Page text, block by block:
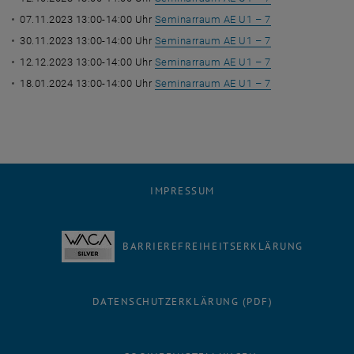
07.11.2023 13:00-14:00 Uhr Seminarraum AE U1 – 7
30.11.2023 13:00-14:00 Uhr Seminarraum AE U1 – 7
12.12.2023 13:00-14:00 Uhr Seminarraum AE U1 – 7
18.01.2024 13:00-14:00 Uhr Seminarraum AE U1 – 7
IMPRESSUM
BARRIEREFREIHEITSERKLÄRUNG
DATENSCHUTZERKLÄRUNG (PDF)